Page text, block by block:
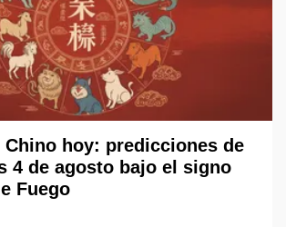
Chino hoy: predicciones de
4 de agosto bajo el signo
Fuego